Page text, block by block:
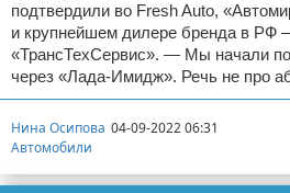
подтвердили во Fresh Auto,
и крупнейшем дилере бренда в РФ
«ТрансТехСервис». — Мы начали
через «Лада-Имидж». Речь не про
Нина Осипова 04-09-2022 06:31
Автомобили